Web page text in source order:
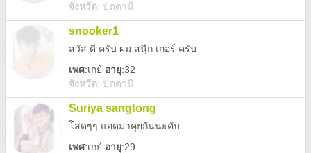
จังหวัด: ปัตตานี
snooker1
สวัส ดี ครับ ผม สนุีก เกอร์ ครับ
เพศ:เกย์ อายุ:32
จังหวัด: ปัตตานี
Suriya sangtong
โสดๆๆ แอดมาคุยกันนะคับ
เพศ:เกย์ อายุ:29